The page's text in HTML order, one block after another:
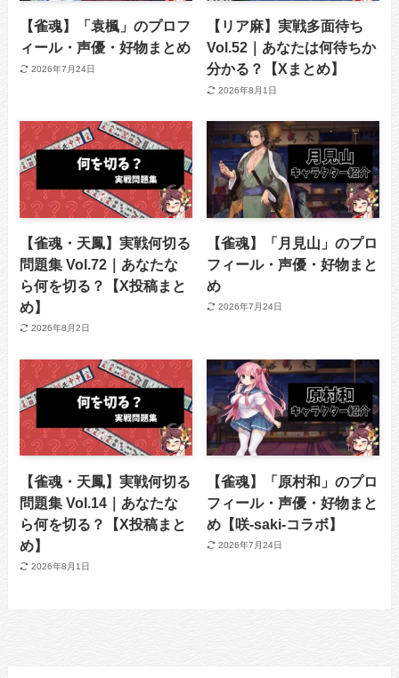
【雀魂】「袁楓」のプロフ
ィール・声優・好物まとめ
2026年7月24日
【リア麻】実戦多面待ち
Vol.52｜あなたは何待ちか
分かる？【Xまとめ】
2026年8月1日
【雀魂・天鳳】実戦何切る
問題集 Vol.72｜あなたな
ら何を切る？【X投稿まと
め】
2026年8月2日
【雀魂】「月見山」のプロ
フィール・声優・好物まと
め
2026年7月24日
【雀魂・天鳳】実戦何切る
問題集 Vol.14｜あなたな
ら何を切る？【X投稿まと
め】
2026年8月1日
【雀魂】「原村和」のプロ
フィール・声優・好物まと
め【咲-saki-コラボ】
2026年7月24日